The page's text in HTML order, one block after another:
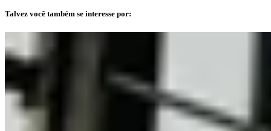
Talvez você também se interesse por: